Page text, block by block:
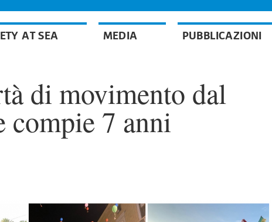
AT SEA MEDIA PUBBLICAZIONI
di movimento dal
compie 7 anni